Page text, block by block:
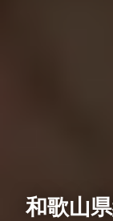
和歌山